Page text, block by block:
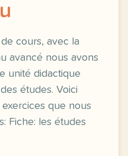
cours, avec la
avancé nous avons
unité didactique
études. Voici
que nous
Fiche: les études